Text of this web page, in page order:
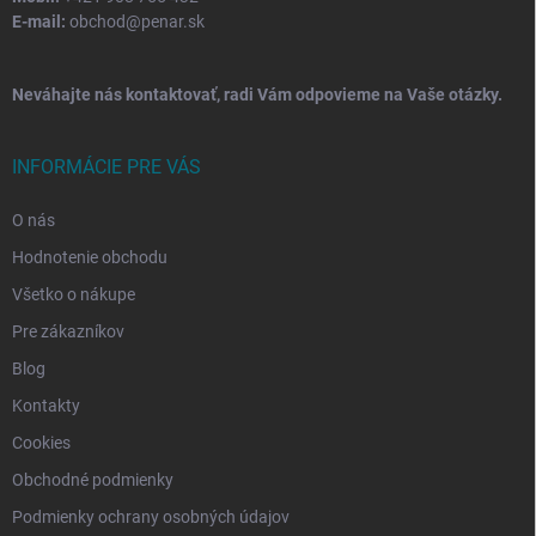
E-mail: obchod@penar.sk
Neváhajte nás kontaktovať, radi Vám odpovieme na Vaše otázky.
INFORMÁCIE PRE VÁS
O nás
Hodnotenie obchodu
Všetko o nákupe
Pre zákazníkov
Blog
Kontakty
Cookies
Obchodné podmienky
Podmienky ochrany osobných údajov